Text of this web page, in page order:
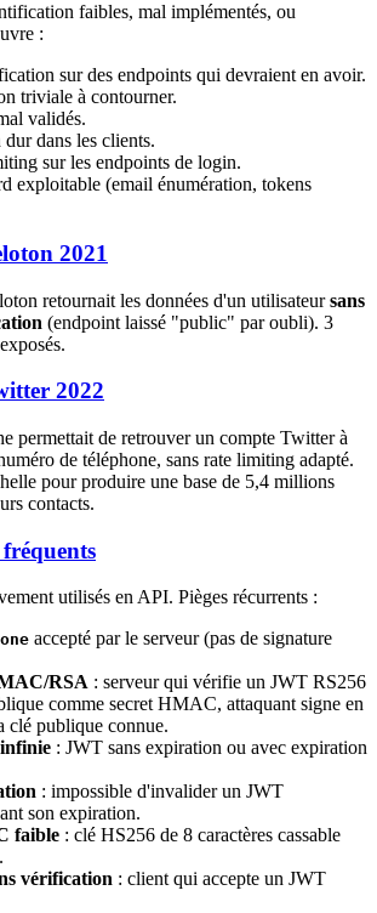
faibles, mal implémentés, ou
:
sur des endpoints qui devraient en avoir.
triviale à contourner.
validés.
dans les clients.
sur les endpoints de login.
exploitable (email énumération, tokens
2021
retournait les données d'un utilisateursans
(endpoint laissé "public" par oubli). 3
2022
permettait de retrouver un compte Twitter à
de téléphone, sans rate limiting adapté.
pour produire une base de 5,4 millions
contacts.
utilisés en API. Pièges récurrents :
accepté par le serveur (pas de signature
RSA : serveur qui vérifie un JWT RS256
comme secret HMAC, attaquant signe en
clé publique connue.
: JWT sans expiration ou avec expiration
: impossible d'invalider un JWT
son expiration.
faible : clé HS256 de 8 caractères cassable
vérification : client qui accepte un JWT